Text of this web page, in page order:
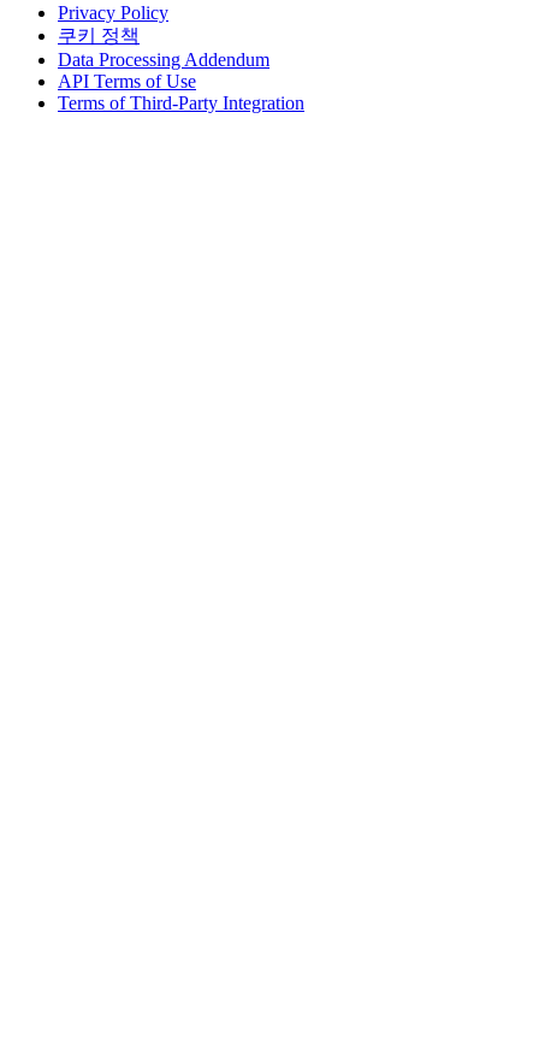
Privacy Policy
쿠키 정책
Data Processing Addendum
API Terms of Use
Terms of Third-Party Integration